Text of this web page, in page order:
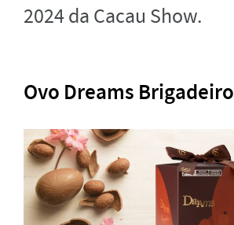
2024 da Cacau Show.
Ovo Dreams Brigadeiro